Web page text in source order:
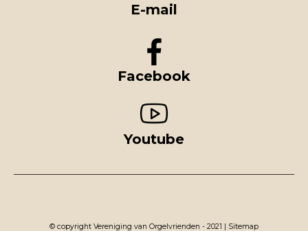
E-mail
Facebook
Youtube
© copyright Vereniging van Orgelvrienden - 2021 | Sitemap